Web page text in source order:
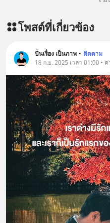
https://
chinese-evs/ ติดตามสาระดี
-->
สนับสนุน
เครียด ห
ผลิตภัณฑ์
บรรเทาค
เพิ่มการ
หลับมีประสิ
สั่งซื้อสินค้
https://
โพสต์ที่เกี่ยวข้อง
ปั่นเรื่อง เป็นภาพ • ติดตาม
18 ก.ย. 2025 เวลา 01:00 •